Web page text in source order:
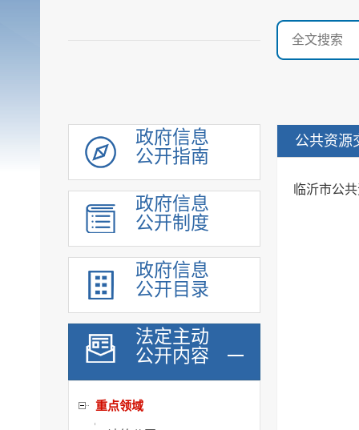
政府信息
公开指南
政府信息
公开制度
政府信息
公开目录
法定主动
公开内容
履职依据
规划计划
财政预算决算
政府集中采购
重大建设项目
安全生产领域信息
人事信息
重点领域
公共资源
临沂市公